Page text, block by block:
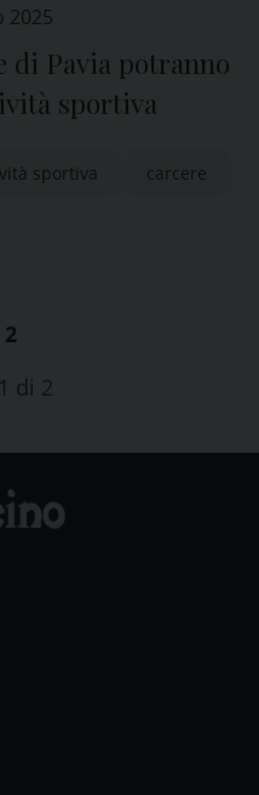
2025
di Pavia potranno
sportiva
sportiva carcere
2
di 2